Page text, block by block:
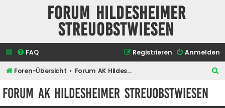
Forum Hildesheimer
Streuobstwiesen
FAQ Anmelden
Registrieren
Foren-Übersicht Forum AK Hildesheimer Streuobstwiesen
Forum AK Hildesheimer Streuobstwiesen